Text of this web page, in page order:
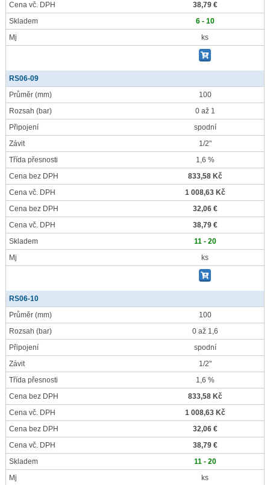
Cena vč. DPH
38,79 €
Skladem
6 - 10
Mj
ks
RS06-09
Průměr (mm)
100
Rozsah (bar)
0 až 1
Připojení
spodní
Závit
1/2"
Třída přesnosti
1,6 %
Cena bez DPH
833,58 Kč
Cena vč. DPH
1 008,63 Kč
Cena bez DPH
32,06 €
Cena vč. DPH
38,79 €
Skladem
11 - 20
Mj
ks
RS06-10
Průměr (mm)
100
Rozsah (bar)
0 až 1,6
Připojení
spodní
Závit
1/2"
Třída přesnosti
1,6 %
Cena bez DPH
833,58 Kč
Cena vč. DPH
1 008,63 Kč
Cena bez DPH
32,06 €
Cena vč. DPH
38,79 €
Skladem
11 - 20
Mj
ks